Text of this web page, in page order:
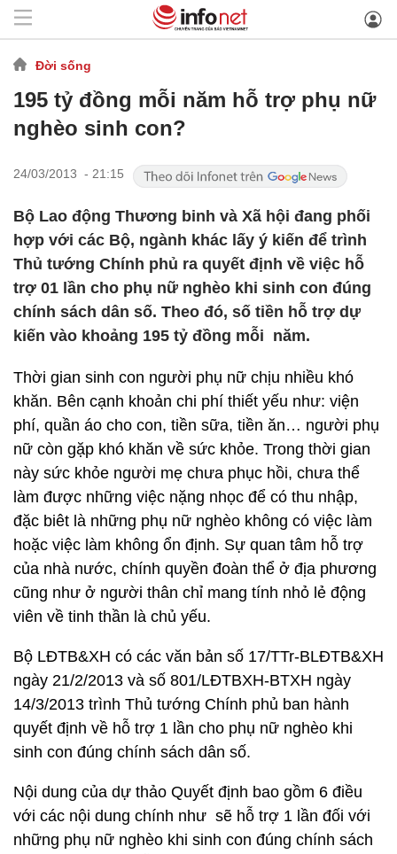
Đời sống
195 tỷ đồng mỗi năm hỗ trợ phụ nữ
nghèo sinh con?
24/03/2013 - 21:15
Bộ Lao động Thương binh và Xã hội đang phối
hợp với các Bộ, ngành khác lấy ý kiến để trình
Thủ tướng Chính phủ ra quyết định về việc hỗ
trợ 01 lần cho phụ nữ nghèo khi sinh con đúng
chính sách dân số. Theo đó, số tiền hỗ trợ dự
kiến vào khoảng 195 tỷ đồng mỗi năm.
Thời gian sinh con người phụ nữ chịu nhiều khó
khăn. Bên cạnh khoản chi phí thiết yếu như: viện
phí, quần áo cho con, tiền sữa, tiền ăn… người phụ
nữ còn gặp khó khăn về sức khỏe. Trong thời gian
này sức khỏe người mẹ chưa phục hồi, chưa thể
làm được những việc nặng nhọc để có thu nhập,
đặc biêt là những phụ nữ nghèo không có việc làm
hoặc việc làm không ổn định. Sự quan tâm hỗ trợ
của nhà nước, chính quyền đoàn thể ở địa phương
cũng như ở người thân chỉ mang tính nhỏ lẻ động
viên về tinh thần là chủ yếu.
Bộ LĐTB&XH có các văn bản số 17/TTr-BLĐTB&XH
ngày 21/2/2013 và số 801/LĐTBXH-BTXH ngày
14/3/2013 trình Thủ tướng Chính phủ ban hành
quyết định về hỗ trợ 1 lần cho phụ nữ nghèo khi
sinh con đúng chính sách dân số.
Nội dung của dự thảo Quyết định bao gồm 6 điều
với các nội dung chính như sẽ hỗ trợ 1 lần đối với
những phụ nữ nghèo khi sinh con đúng chính sách